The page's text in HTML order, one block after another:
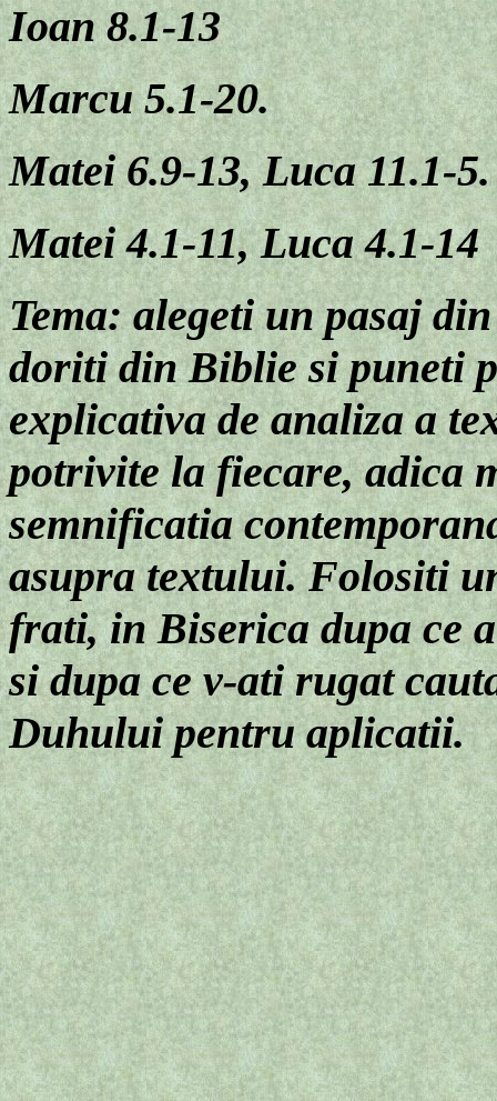
Ioan 8.1-13
Marcu 5.1-20.
Matei 6.9-13, Luca 11.1-5.
Matei 4.1-11, Luca 4.1-14
Tema: alegeti un pasaj
doriti din Biblie si puneti
explicativa de analiza a
potrivite la fiecare, adica
semnificatia
asupra textului. Folositi
frati, in Biserica dupa ce
si dupa ce v-ati rugat
Duhului pentru aplicatii.